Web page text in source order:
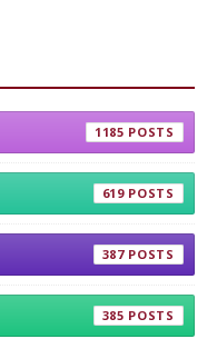
1185
619
387
385